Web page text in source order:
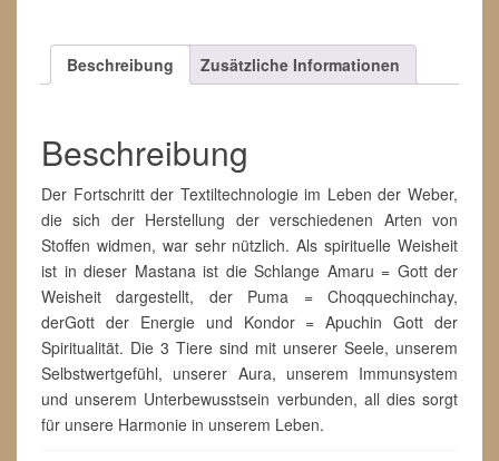
Beschreibung Zusätzliche Informationen
Beschreibung
Der Fortschritt der Textiltechnologie im Leben der Weber,
die sich der Herstellung der verschiedenen Arten von
Stoffen widmen, war sehr nützlich. Als spirituelle Weisheit
ist in dieser Mastana ist die Schlange Amaru = Gott der
Weisheit dargestellt, der Puma = Choqquechinchay,
derGott der Energie und Kondor = Apuchin Gott der
Spiritualität. Die 3 Tiere sind mit unserer Seele, unserem
Selbstwertgefühl, unserer Aura, unserem Immunsystem
und unserem Unterbewusstsein verbunden, all dies sorgt
für unsere Harmonie in unserem Leben.